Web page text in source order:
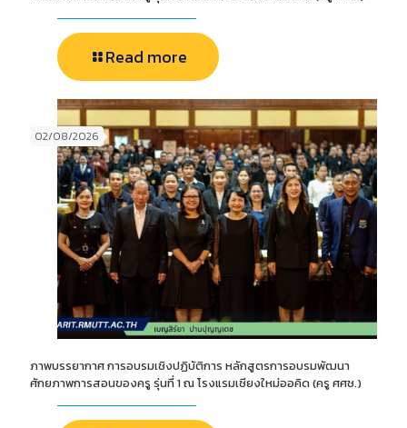
Read more
02/08/2026
ภาพบรรยากาศ การอบรมเชิงปฏิบัติการ หลักสูตรการอบรมพัฒนา
ศักยภาพการสอนของครู รุ่นที่ 1 ณ โรงแรมเชียงใหม่ออคิด (ครู ศศช.)